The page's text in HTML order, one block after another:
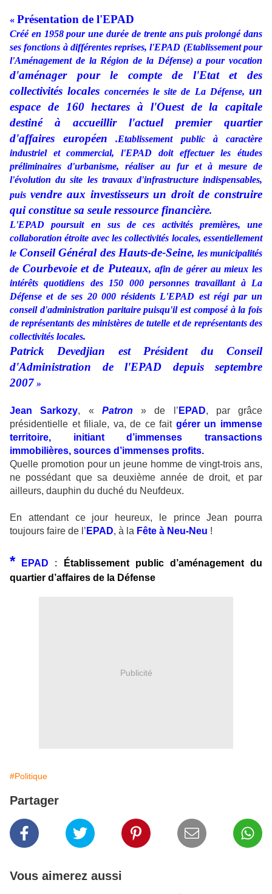
« Présentation de l'EPAD
Créé en 1958 pour une durée de trente ans puis prolongé dans
ses fonctions à différentes reprises, l'EPAD (Etablissement pour
l'Aménagement de la Région de la Défense) a pour vocation
d'aménager pour le compte de l'Etat et des
collectivités locales concernées le site de La Défense, un
espace de 160 hectares à l'Ouest de la capitale
destiné à accueillir l'actuel premier quartier
d'affaires européen
.Etablissement public à caractère
industriel et commercial, l'EPAD doit effectuer les études
préliminaires d'urbanisme, réaliser au fur et à mesure de
l'évolution du site les travaux d'infrastructure indispensables,
puis vendre aux investisseurs un droit de construire
qui constitue sa seule ressource financière.
L'EPAD poursuit en sus de ces activités premières, une
collaboration étroite avec les collectivités locales, essentiellement
le Conseil Général des Hauts-de-Seine, les municipalités
de Courbevoie et de Puteaux, afin de gérer au mieux les
intérêts quotidiens des 150 000 personnes travaillant à La
Défense et de ses 20 000 résidents L'EPAD est régi par un
conseil d'administration paritaire puisqu'il est composé à la fois
de représentants des ministères de tutelle et de représentants des
collectivités locales.
Patrick Devedjian est Président du Conseil
d'Administration de l'EPAD depuis septembre
2007 »
Jean Sarkozy, « Patron » de l’ EPAD, par grâce
présidentielle et filiale, va, de ce fait gérer un immense
territoire, initiant d’immenses transactions
immobilières, sources d’immenses profits.
Quelle promotion pour un jeune homme de vingt-trois ans,
ne possédant que sa deuxième année de droit, et par
ailleurs, dauphin du duché du Neufdeux.
En attendant ce jour heureux, le prince Jean pourra
toujours faire de l’ EPAD, à la Fête à Neu-Neu !
* EPAD :
Établissement public d’aménagement du
quartier d’affaires de la Défense
Publicité
#Politique
Partager
Vous aimerez aussi